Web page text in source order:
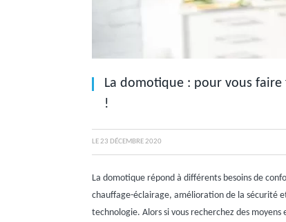
La domotique : pour vous
!
LE23 DÉCEMBRE 2020
La domotique répond à différents besoins de
chauffage-éclairage, amélioration de la sécurité
technologie. Alors si vous recherchez des